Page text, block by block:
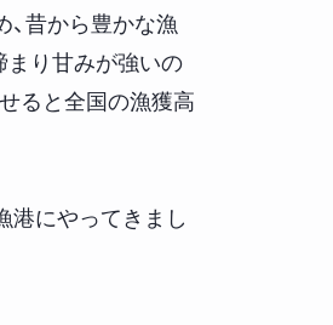
、昔から豊かな漁
まり甘みが強いの
ると全国の漁獲高
港にやってきまし